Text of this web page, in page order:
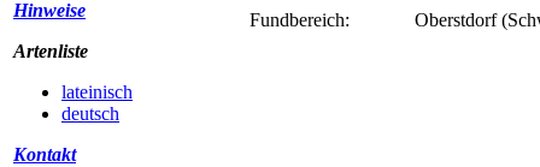
Hinweise
Artenliste
lateinisch
deutsch
Kontakt
Fundbereich: Oberstdorf